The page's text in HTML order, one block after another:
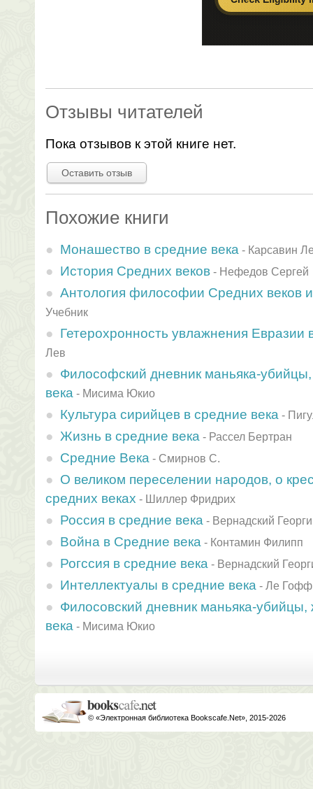
Отзывы читателей
Пока отзывов к этой книге нет.
Оставить отзыв
Похожие книги
Монашество в средние века - Карсавин
История Средних веков - Нефедов Сергей
Антология философии Средних веков
Учебник
Гетерохронность увлажнения Евразии
Лев
Философский дневник маньяка-
века - Мисима Юкио
Культура сирийцев в средние века -
Жизнь в средние века - Рассел Бертран
Средние Века - Смирнов С.
О великом переселении народов, о
средних веках - Шиллер Фридрих
Россия в средние века - Вернадский
Война в Средние века - Контамин Филипп
Рогссия в средние века - Вернадский
Интеллектуалы в средние века - Ле
Филосовский дневник маньяка-
века - Мисима Юкио
© «Электронная библиотека Bookscafe.Net», 2015-2026